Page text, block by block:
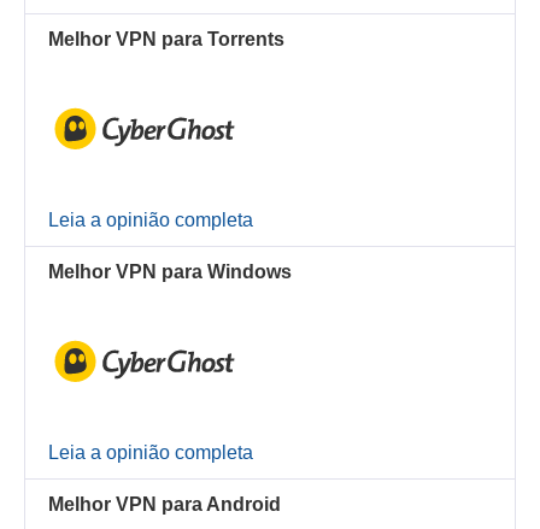
Melhor VPN para Torrents
Leia a opinião completa
Melhor VPN para Windows
Leia a opinião completa
Melhor VPN para Android